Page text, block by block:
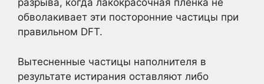
разрыва, когда лакокрасочная пленка не
обволакивает эти посторонние частицы при
правильном DFT.
Вытесненные частицы наполнителя в
результате истирания оставляют либо